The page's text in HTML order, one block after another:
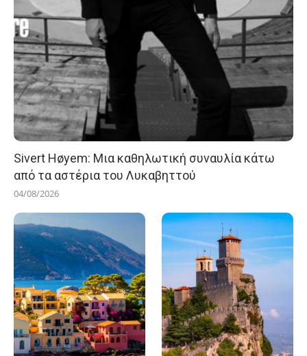
Sivert Høyem: Μια καθηλωτική συναυλία κάτω
από τα αστέρια του Λυκαβηττού
04/08/2026